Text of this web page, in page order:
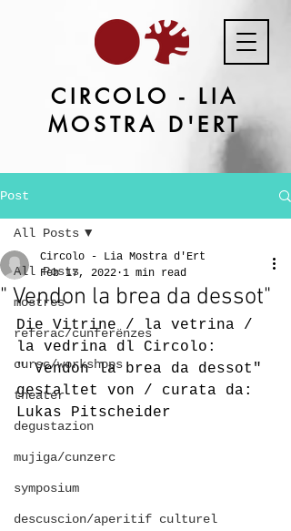
CIRCOLO - LIA
MOSTRA D'ERT
Post
All Posts
mostres
referac/cunferënzes
cursc/workshops
theater
degustazion
mujiga/cunzerc
symposium
descuscion/aperitif culturel
All Posts
" Vendon la brea da dessot"
Circolo - Lia Mostra d'Ert
Feb 17, 2022 1 min read
Die Vitrine / la vetrina /
la vedrina dl Circolo:
" Vendon la brea da dessot"
gestaltet von / curata da:
Lukas Pitscheider